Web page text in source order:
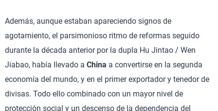
Además, aunque estaban apareciendo signos de
agotamiento, el parsimonioso ritmo de reformas seguido
durante la década anterior por la dupla Hu Jintao / Wen
Jiabao, había llevado a China a convertirse en la segunda
economía del mundo, y en el primer exportador y tenedor de
divisas. Todo ello combinado con un mayor nivel de
protección social y un descenso de la dependencia del